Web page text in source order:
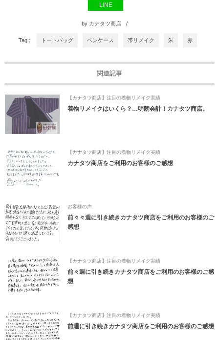
LINE
by カナタツ商店
Tag : トートバッグ ペンケース 帯リメイク 朱 赤
関連記事
【カナタツ商店】注目の着物リメイク実績
着物リメイクはいくら？…明朗会計！カナタツ商店。
【カナタツ商店】注目の着物リメイク実績
カナタツ商店をご利用のお客様のご感想
お客様の声
前々々週に引き続きカナタツ商店をご利用のお客様のご
感想
【カナタツ商店】注目の着物リメイク実績
前々週に引き続きカナタツ商店をご利用のお客様のご感
想
【カナタツ商店】注目の着物リメイク実績
前週に引き続きカナタツ商店をご利用のお客様のご感想